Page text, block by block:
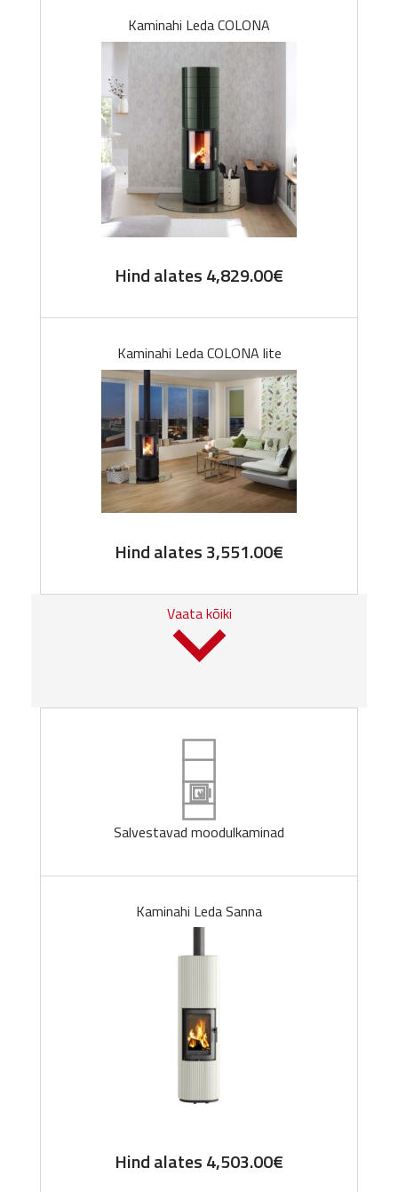
Kaminahi Leda COLONA
Hind alates4,829.00€
Kaminahi Leda COLONA lite
Hind alates3,551.00€
Vaata kõiki
Salvestavad moodulkaminad
Kaminahi Leda Sanna
Hind alates4,503.00€